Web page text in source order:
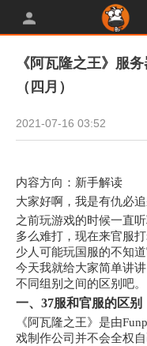
《阿瓦隆之王》服
（四月）
2021-07-16 03:52
内容方向：新手解读
大家好啊，我是有仇必
之前玩游戏的时候一直
多么难打，现在来官服
少人可能玩国服的不知
今天我就给大家简单讲
不同组别之间的区别吧。
一、37服和官服的区别
《阿瓦隆之王》是由
戏制作公司并不会全权